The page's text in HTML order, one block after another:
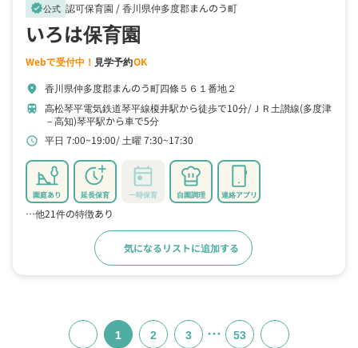
verified公式 認可保育園 /香川県仲多度郡まんのう町
いろは保育園
Webで受付中！ 見学予約OK
location_on 香川県仲多度郡まんのう町四條５６１番地２
train 高松琴平電気鉄道琴平線榎井駅から徒歩で10分
ＪＲ土讃線(多度津
－高知)琴平駅から車で5分
schedule 平日 7:00~19:00 土曜 7:30~17:30
園庭あり 延長保育 一時保育 自園調理 連絡アプリ
…他21件の特徴あり
気になるリストに追加する
1 2 3 … 53